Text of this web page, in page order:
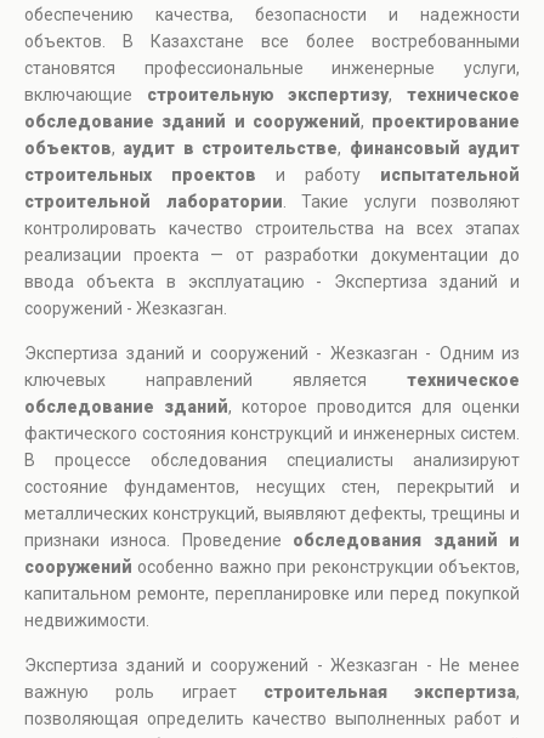
обеспечению качества, безопасности и надежности
объектов. В Казахстане все более востребованными
становятся профессиональные инженерные услуги,
включающие строительную экспертизу,техническое
обследование зданий и сооружений, проектирование
объектов, аудит в строительстве, финансовый аудит
строительных проектов и работу испытательной
строительной лаборатории . Такие услуги позволяют
контролировать качество строительства на всех этапах
реализации проекта — от разработки документации до
ввода объекта в эксплуатацию - Экспертиза зданий и
сооружений - Жезказган.
Экспертиза зданий и сооружений - Жезказган - Одним из
ключевых направлений является техническое
обследование зданий, которое проводится для оценки
фактического состояния конструкций и инженерных систем.
В процессе обследования специалисты анализируют
состояние фундаментов, несущих стен, перекрытий и
металлических конструкций, выявляют дефекты, трещины и
признаки износа. Проведение обследования зданий и
сооружений особенно важно при реконструкции объектов,
капитальном ремонте, перепланировке или перед покупкой
недвижимости.
Экспертиза зданий и сооружений - Жезказган - Не менее
важную роль играет строительная экспертиза,
позволяющая определить качество выполненных работ и